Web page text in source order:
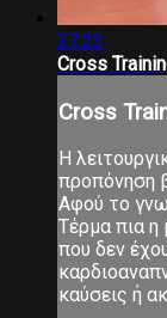
27:23
Cross
Cross
Η
προπόνηση
Αφού το
Τέρμα πια
που δεν
καύσεις ή